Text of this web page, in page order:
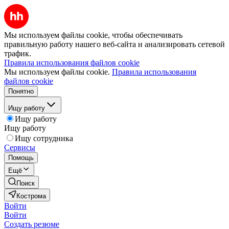
Мы используем файлы cookie, чтобы обеспечивать
правильную работу нашего веб-сайта и анализировать сетевой
трафик.
Правила использования файлов cookie
Мы используем файлы cookie. Правила использования
файлов cookie
Понятно
Ищу работу
Ищу работу
Ищу работу
Ищу сотрудника
Сервисы
Помощь
Ещё
Поиск
Кострома
Войти
Войти
Создать резюме